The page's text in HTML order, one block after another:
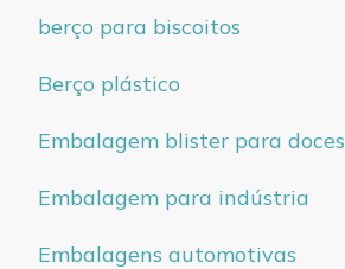
berço para biscoitos
Berço plástico
Embalagem blister para doces
Embalagem para indústria
Embalagens automotivas